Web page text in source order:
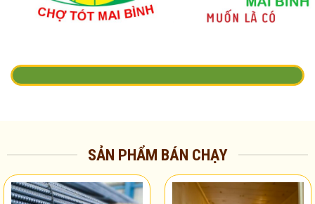
SẢN PHẨM BÁN CHẠY